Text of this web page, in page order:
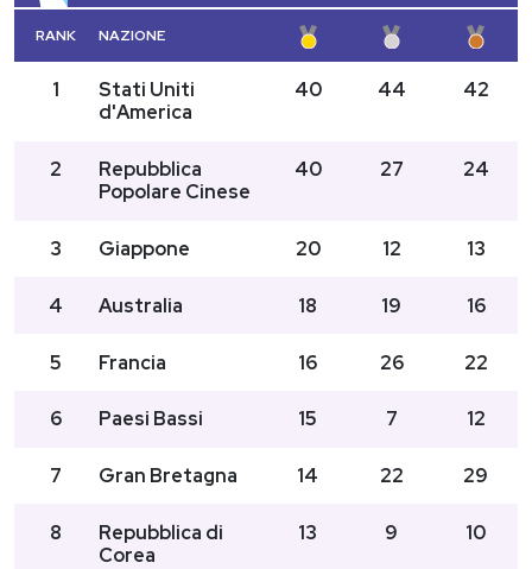
Tecnologia
Internet
Cultura
Media
Moda
Libri
Storie/Idee
NEWSLETTER
SHOP
RANK NAZIONE
1
Stati Uniti
d'America
40 44 42
2
Repubblica
Popolare Cinese
40 27 24
3 Giappone 20 12 13
4 Australia 18 19 16
5 Francia 16 26 22
6 Paesi Bassi 15 7 12
7 Gran Bretagna 14 22 29
8
Repubblica di
Corea
13 9 10